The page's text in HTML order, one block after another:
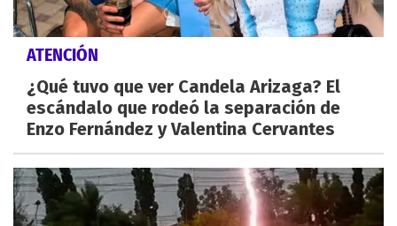
ATENCIÓN
¿Qué tuvo que ver Candela Arizaga? El
escándalo que rodeó la separación de
Enzo Fernández y Valentina Cervantes